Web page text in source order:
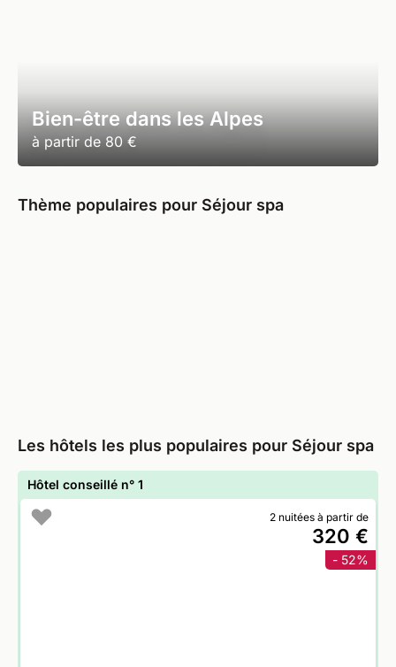
Bien-être dans les Alpes
à partir de 80 €
Thème populaires pour Séjour spa
Les hôtels les plus populaires pour Séjour spa
Hôtel conseillé n° 1
2 nuitées à partir de
320 €
- 52%